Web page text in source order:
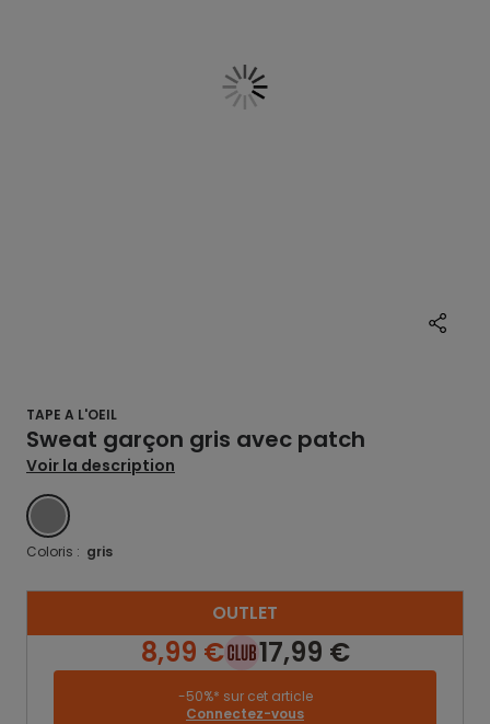
TAPE A L'OEIL
Sweat garçon gris avec patch
Voir la description
GRIS
Coloris : gris
OUTLET
8,99 € 17,99 €
-50%* sur cet article
Connectez-vous